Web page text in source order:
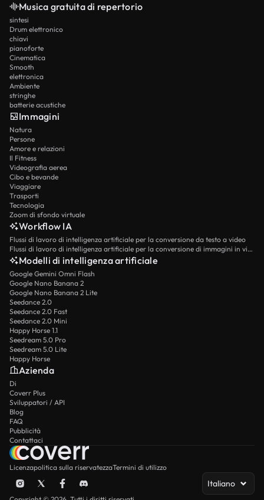
Musica gratuita di repertorio
sintesi
Drum elettronico
chiavi
pianoforte
Cinematica
Smooth
elettronica
Ambiente
stringhe
batterie acustiche
Immagini
Natura
Persone
Amore e relazioni
Il Fitness
Videografia aerea
Cibo e bevande
Viaggiare
Trasporti
Tecnologia
Zoom di sfondo virtuale
Workflow IA
Flussi di lavoro di intelligenza artificiale per la conversione da testo a video
Flussi di lavoro di intelligenza artificiale per la conversione di immagini in video
Modelli di intelligenza artificiale
Google Gemini Omni Flash
Google Nano Banana 2
Google Nano Banana 2 Lite
Seedance 2.0
Seedance 2.0 Fast
Seedance 2.0 Mini
Happy Horse 1.1
Seedream 5.0 Pro
Seedream 5.0 Lite
Happy Horse
Azienda
Di
Coverr Plus
Sviluppatori / API
Blog
FAQ
Pubblicità
Contattaci
Licenzapolitica sulla riservatezzaTermini di utilizzo
Italiano